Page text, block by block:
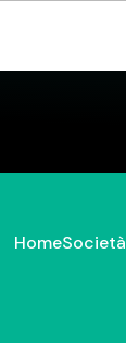
HomeSocietà